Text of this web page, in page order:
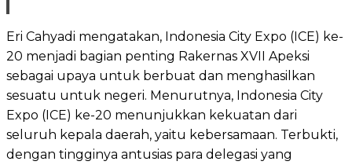
Eri Cahyadi mengatakan, Indonesia City Expo (ICE) ke-
20 menjadi bagian penting Rakernas XVII Apeksi
sebagai upaya untuk berbuat dan menghasilkan
sesuatu untuk negeri. Menurutnya, Indonesia City
Expo (ICE) ke-20 menunjukkan kekuatan dari
seluruh kepala daerah, yaitu kebersamaan. Terbukti,
dengan tingginya antusias para delegasi yang